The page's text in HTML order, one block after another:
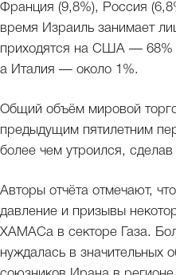
Франция (9,8%), Россия
время Израиль занимает
приходятся на США — 68%
а Италия — около 1%.
Общий объём мировой
предыдущим пятилетним
более чем утроился,
Авторы отчёта отмечают,
давление и призывы
ХАМАСа в секторе Газа.
нуждалась в значительных